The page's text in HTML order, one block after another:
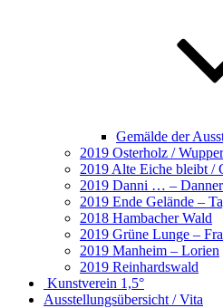
Gemälde der
2019 Osterholz /
2019 Alte Eiche bleibt /
2019 Danni … –
2019 Ende Gelände –
2018 Hambacher Wald
2019 Grüne Lunge –
2019 Manheim – Lorien
2019 Reinhardswald
Kunstverein 1,5°
Ausstellungsübersicht / Vita